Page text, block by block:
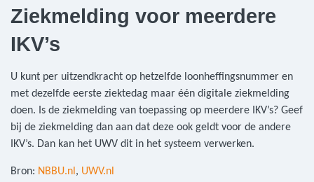
Ziekmelding voor meerdere
IKV’s
U kunt per uitzendkracht op hetzelfde loonheffingsnummer en
met dezelfde eerste ziektedag maar één digitale ziekmelding
doen. Is de ziekmelding van toepassing op meerdere IKV’s? Geef
bij de ziekmelding dan aan dat deze ook geldt voor de andere
IKV’s. Dan kan het UWV dit in het systeem verwerken.
Bron: NBBU.nl , UWV.nl